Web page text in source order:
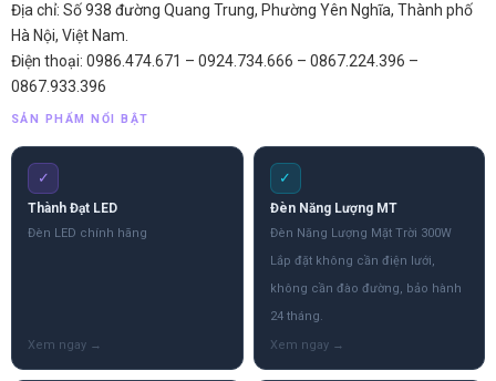
Địa chỉ: Số 938 đường Quang Trung, Phường Yên Nghĩa, Thành phố
Hà Nội, Việt Nam.
Điện thoại: 0986.474.671 – 0924.734.666 – 0867.224.396 –
0867.933.396
SẢN PHẨM NỔI BẬT
✓
Thành Đạt LED
Đèn LED chính hãng
✓
Đèn Năng Lượng MT
Đèn Năng Lượng Mặt Trời 300W
Lắp đặt không cần điện lưới,
không cần đào đường, bảo hành
24 tháng.